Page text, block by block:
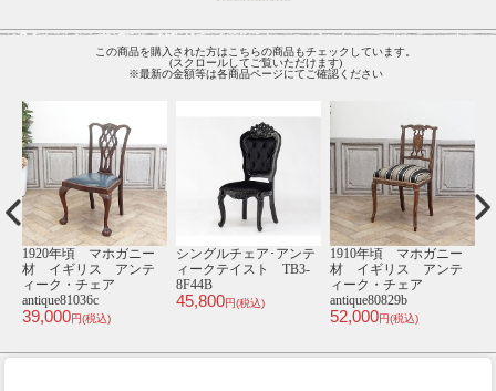
この商品を購入された方はこちらの商品もチェックしています。
(スクロールしてご覧いただけます)
※最新の金額等は各商品ページにてご確認ください
1920年頃 マホガニー
材 イギリス アンテ
ィーク・チェア
antique81036c
39,000円(税込)
シングルチェア･アンテ
ィークテイスト TB3-
8F44B
45,800円(税込)
1910年頃 マホガニー
材 イギリス アンテ
ィーク・チェア
antique80829b
52,000円(税込)